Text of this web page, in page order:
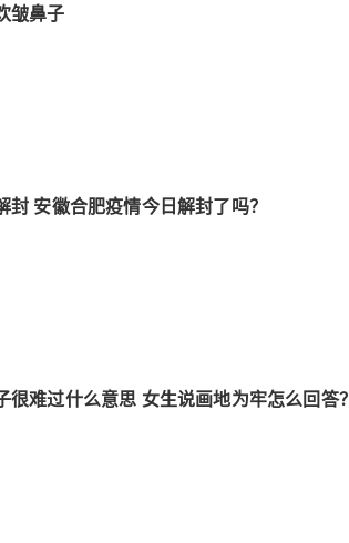
皱鼻子
封 安徽合肥疫情今日解封了吗？
很难过什么意思 女生说画地为牢怎么回答？